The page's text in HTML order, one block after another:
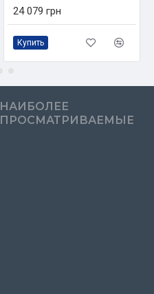
24 079 грн
Купить
НАИБОЛЕЕ
ПРОСМАТРИВАЕМЫЕ